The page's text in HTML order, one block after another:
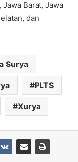
Jawa Barat, Jawa
dan
Surya
PLTS
Xurya